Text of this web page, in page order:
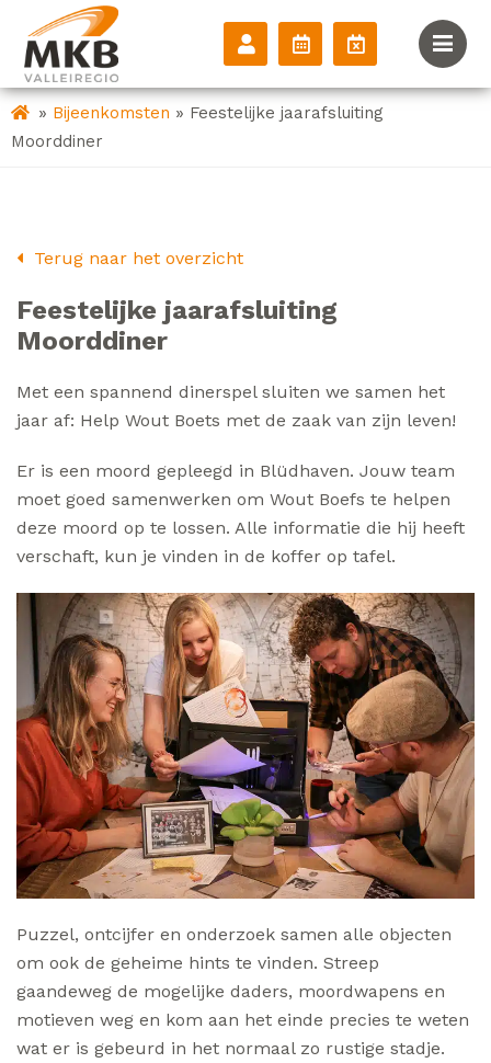
» Bijeenkomsten » Feestelijke jaarafsluiting
Moorddiner
Terug naar het overzicht
Feestelijke jaarafsluiting
Moorddiner
Met een spannend dinerspel sluiten we samen het
jaar af: Help Wout Boets met de zaak van zijn leven!
Er is een moord gepleegd in Blüdhaven. Jouw team
moet goed samenwerken om Wout Boefs te helpen
deze moord op te lossen. Alle informatie die hij heeft
verschaft, kun je vinden in de koffer op tafel.
Puzzel, ontcijfer en onderzoek samen alle objecten
om ook de geheime hints te vinden. Streep
gaandeweg de mogelijke daders, moordwapens en
motieven weg en kom aan het einde precies te weten
wat er is gebeurd in het normaal zo rustige stadje.